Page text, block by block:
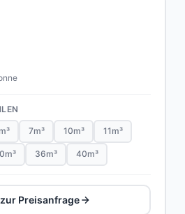
7m³ 10m³ 11m³
36m³ 40m³
Preisanfrage